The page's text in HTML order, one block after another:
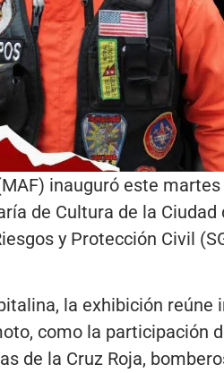
inauguró este
de Cultura de la
y Protección Civil
la exhibición reúne
como la participación
de la Cruz Roja,